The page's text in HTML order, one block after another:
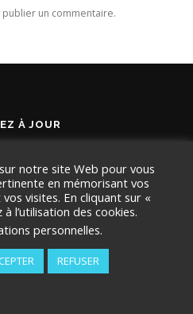
un commentaire.
À JOUR
OnePressthème par
notre site Web pour vous
en mémorisant vos
visites. En cliquant sur «
l’utilisation des cookies.
personnelles.
REFUSER